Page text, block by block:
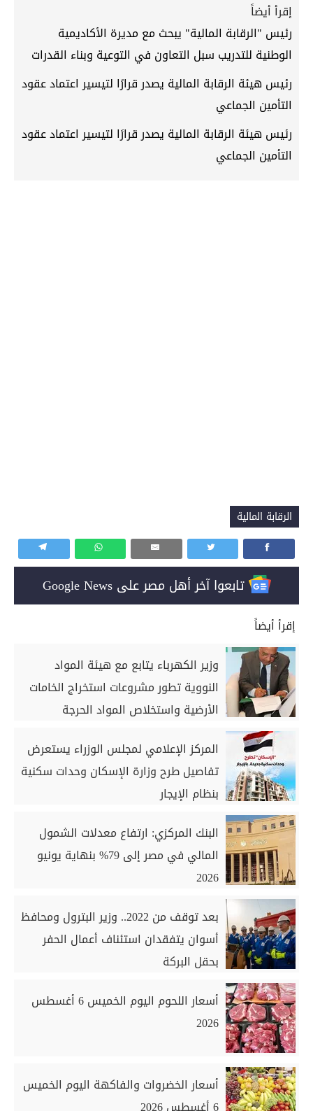
إقرأ أيضاً
رئيس "الرقابة المالية" يبحث مع مديرة الأكاديمية
الوطنية للتدريب سبل التعاون في التوعية وبناء القدرات
رئيس هيئة الرقابة المالية يصدر قرارًا لتيسير اعتماد عقود
التأمين الجماعي
رئيس هيئة الرقابة المالية يصدر قرارًا لتيسير اعتماد عقود
التأمين الجماعي
الرقابة المالية
تابعوا آخر أهل مصر على Google News
إقرأ أيضاً
وزير الكهرباء يتابع مع هيئة المواد
النووية تطور مشروعات استخراج الخامات
الأرضية واستخلاص المواد الحرجة
المركز الإعلامي لمجلس الوزراء يستعرض
تفاصيل طرح وزارة الإسكان وحدات سكنية
بنظام الإيجار
البنك المركزي: ارتفاع معدلات الشمول
المالي في مصر إلى 79% بنهاية يونيو
2026
بعد توقف من 2022.. وزير البترول ومحافظ
أسوان يتفقدان استئناف أعمال الحفر
بحقل البركة
أسعار اللحوم اليوم الخميس 6 أغسطس
2026
أسعار الخضروات والفاكهة اليوم الخميس